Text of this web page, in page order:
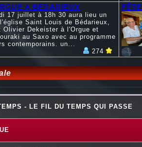
A BEDARIEUX
17 juillet à 18h 30 aura lieu un
Saint Louis de Bédarieux,
Olivier Dekeister à l'Orgue et
au Saxo avec au programme
contemporains. un...
274
- LE FIL DU TEMPS QUI PASSE